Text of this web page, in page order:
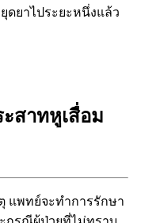
ดยาไประยะหนึ่งแล้ว
สาทหูเสื่อม
แพทย์จะทำการรักษา